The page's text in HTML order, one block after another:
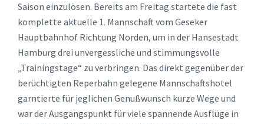
Saison einzulösen. Bereits am Freitag startete die fast
komplette aktuelle 1. Mannschaft vom Geseker
Hauptbahnhof Richtung Norden, um in der Hansestadt
Hamburg drei unvergessliche und stimmungsvolle
„Trainingstage“ zu verbringen. Das direkt gegenüber der
berüchtigten Reperbahn gelegene Mannschaftshotel
garntierte für jeglichen Genußwunsch kurze Wege und
war der Ausgangspunkt für viele spannende Ausflüge in